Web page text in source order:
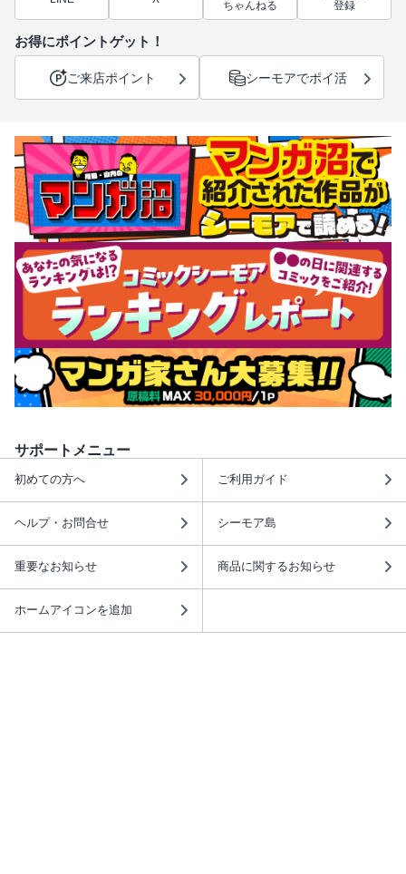
ちゃんねる
登録
お得にポイントゲット！
ご来店ポイント シーモアでポイ活
サポートメニュー
初めての方へ ご利用ガイド
ヘルプ・お問合せ シーモア島
重要なお知らせ 商品に関するお知らせ
ホームアイコンを追加